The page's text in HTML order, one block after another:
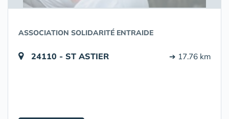
ASSOCIATION SOLIDARITÉ ENTRAIDE
24110 - ST ASTIER ➔ 17.76 km